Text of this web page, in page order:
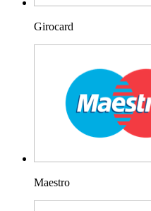
Girocard
Maestro